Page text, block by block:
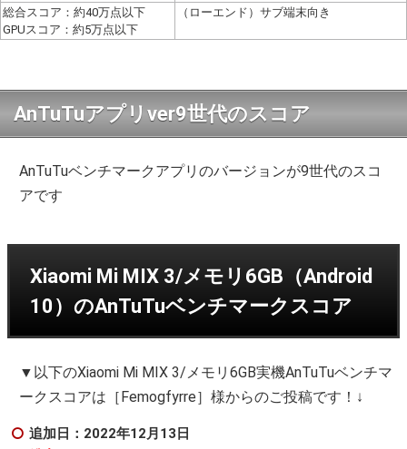
総合スコア：約40万点以下
GPUスコア：約5万点以下
（ローエンド）サブ端末向き
AnTuTuアプリver9世代のスコア
AnTuTuベンチマークアプリのバージョンが9世代のスコ
アです
Xiaomi Mi MIX 3/メモリ6GB（Android
10）のAnTuTuベンチマークスコア
▼以下のXiaomi Mi MIX 3/メモリ6GB実機AnTuTuベンチマ
ークスコアは［Femogfyrre］様からのご投稿です！↓
追加日：2022年12月13日